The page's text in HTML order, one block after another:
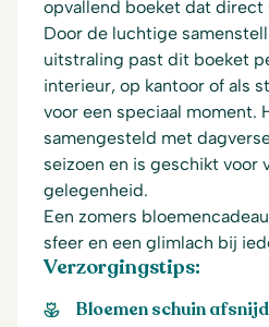
opvallend boeket dat direct
Door de luchtige
uitstraling past dit boeket
interieur, op kantoor of als
voor een speciaal moment.
samengesteld met
seizoen en is geschikt voor
gelegenheid.
Een zomers
sfeer en een glimlach bij
Verzorgingstips:
Bloemen schuin